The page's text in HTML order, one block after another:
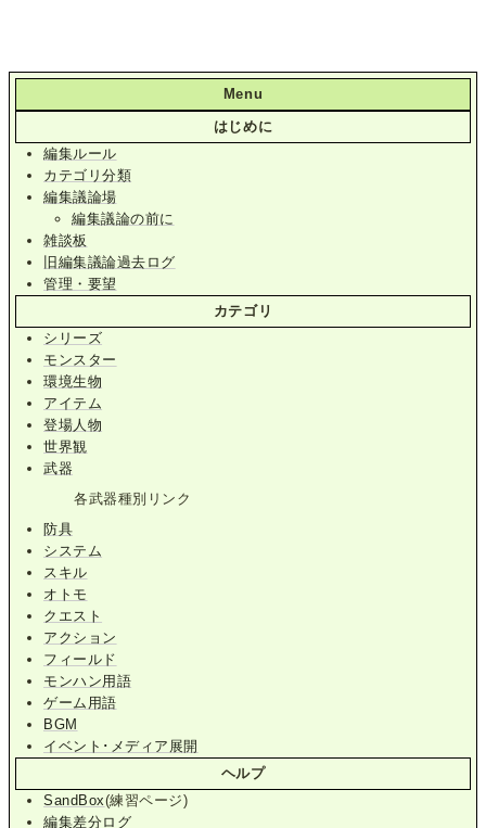
Menu
はじめに
編集ルール
カテゴリ分類
編集議論場
編集議論の前に
雑談板
旧編集議論過去ログ
管理・要望
カテゴリ
シリーズ
モンスター
環境生物
アイテム
登場人物
世界観
武器
各武器種別リンク
防具
システム
スキル
オトモ
クエスト
アクション
フィールド
モンハン用語
ゲーム用語
BGM
イベント･メディア展開
ヘルプ
SandBox(練習ページ)
編集差分ログ